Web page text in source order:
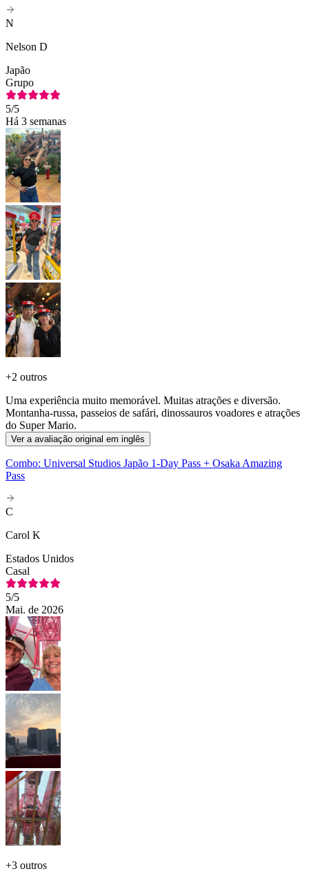
N
Nelson D
Japão
Grupo
5/5
Há 3 semanas
+2 outros
Uma experiência muito memorável. Muitas atrações e diversão.
Montanha-russa, passeios de safári, dinossauros voadores e atrações
do Super Mario.
Ver a avaliação original em inglês
Combo: Universal Studios Japão 1-Day Pass + Osaka Amazing
Pass
C
Carol K
Estados Unidos
Casal
5/5
Mai. de 2026
+3 outros